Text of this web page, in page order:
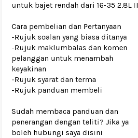
untuk bajet rendah dari 16-35 2.8L II
Cara pembelian dan Pertanyaan
-Rujuk soalan yang biasa ditanya
-Rujuk maklumbalas dan komen
pelanggan untuk menambah
keyakinan
-Rujuk syarat dan terma
-Rujuk panduan membeli
Sudah membaca panduan dan
penerangan dengan teliti? Jika ya
boleh hubungi saya disini